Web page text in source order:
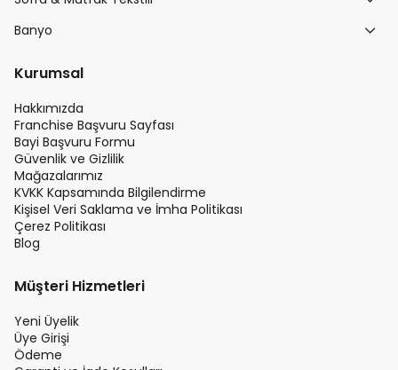
Banyo
Kurumsal
Hakkımızda
Franchise Başvuru Sayfası
Bayi Başvuru Formu
Güvenlik ve Gizlilik
Mağazalarımız
KVKK Kapsamında Bilgilendirme
Kişisel Veri Saklama ve İmha Politikası
Çerez Politikası
Blog
Müşteri Hizmetleri
Yeni Üyelik
Üye Girişi
Ödeme